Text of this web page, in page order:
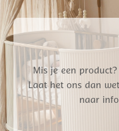
Mis je een
Laat het ons dan
naar